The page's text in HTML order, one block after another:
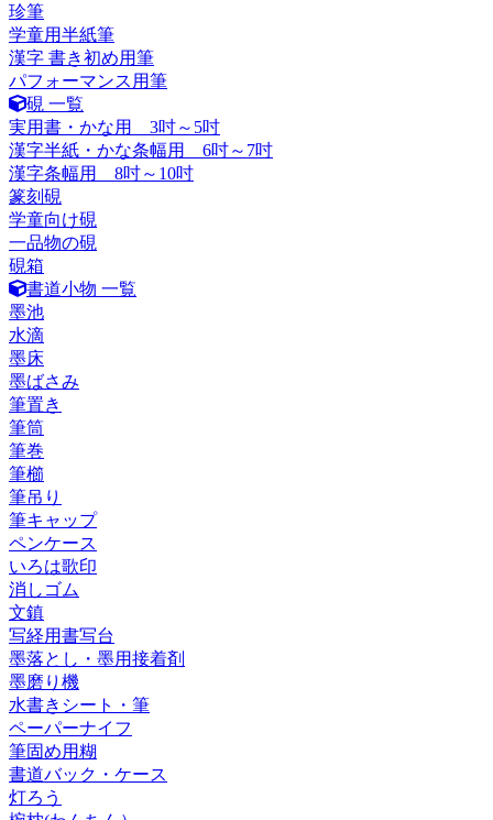
珍筆
学童用半紙筆
漢字 書き初め用筆
パフォーマンス用筆
硯 一覧
実用書・かな用 3吋～5吋
漢字半紙・かな条幅用 6吋～7吋
漢字条幅用 8吋～10吋
篆刻硯
学童向け硯
一品物の硯
硯箱
書道小物 一覧
墨池
水滴
墨床
墨ばさみ
筆置き
筆筒
筆巻
筆櫛
筆吊り
筆キャップ
ペンケース
いろは歌印
消しゴム
文鎮
写経用書写台
墨落とし・墨用接着剤
墨磨り機
水書きシート・筆
ペーパーナイフ
筆固め用糊
書道バック・ケース
灯ろう